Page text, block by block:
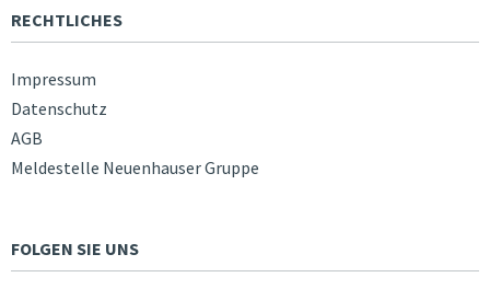
RECHTLICHES
Impressum
Datenschutz
AGB
Meldestelle Neuenhauser Gruppe
FOLGEN SIE UNS